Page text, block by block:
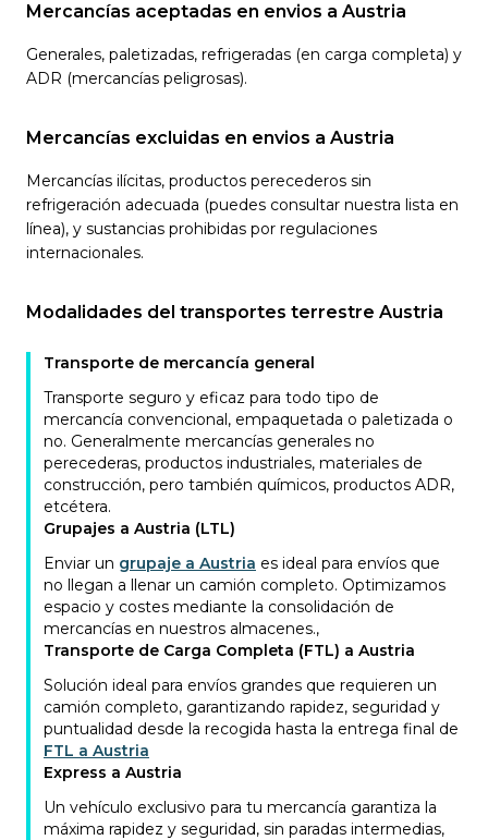
Mercancías aceptadas en envios a Austria
Generales, paletizadas, refrigeradas (en carga completa) y
ADR (mercancías peligrosas).
Mercancías excluidas en envios a Austria
Mercancías ilícitas, productos perecederos sin
refrigeración adecuada (puedes consultar nuestra lista en
línea), y sustancias prohibidas por regulaciones
internacionales.
Modalidades del transportes terrestre Austria
Transporte de mercancía general
Transporte seguro y eficaz para todo tipo de
mercancía convencional, empaquetada o paletizada o
no. Generalmente mercancías generales no
perecederas, productos industriales, materiales de
construcción, pero también químicos, productos ADR,
etcétera.
Grupajes a Austria (LTL)
Enviar un grupaje a Austria es ideal para envíos que
no llegan a llenar un camión completo. Optimizamos
espacio y costes mediante la consolidación de
mercancías en nuestros almacenes.,
Transporte de Carga Completa (FTL) a Austria
Solución ideal para envíos grandes que requieren un
camión completo, garantizando rapidez, seguridad y
puntualidad desde la recogida hasta la entrega final de
FTL a Austria
Express a Austria
Un vehículo exclusivo para tu mercancía garantiza la
máxima rapidez y seguridad, sin paradas intermedias,